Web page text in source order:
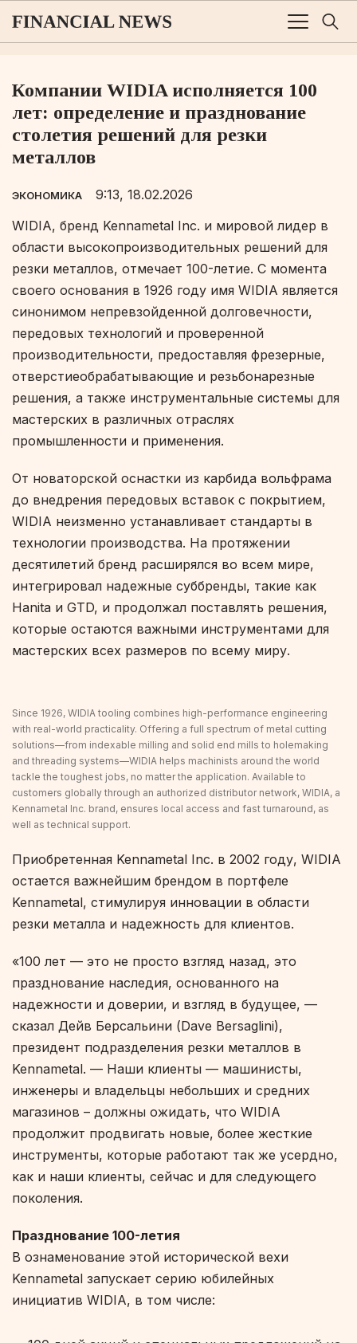
Компании WIDIA исполняется 100
лет: определение и празднование
столетия решений для резки
металлов
ЭКОНОМИКА
9:13, 18.02.2026
WIDIA, бренд Kennametal Inc. и мировой лидер в
области высокопроизводительных решений для
резки металлов, отмечает 100-летие. С момента
своего основания в 1926 году имя WIDIA является
синонимом непревзойденной долговечности,
передовых технологий и проверенной
производительности, предоставляя фрезерные,
отверстиеобрабатывающие и резьбонарезные
решения, а также инструментальные системы для
мастерских в различных отраслях
промышленности и применения.
От новаторской оснастки из карбида вольфрама
до внедрения передовых вставок с покрытием,
WIDIA неизменно устанавливает стандарты в
технологии производства. На протяжении
десятилетий бренд расширялся во всем мире,
интегрировал надежные суббренды, такие как
Hanita и GTD, и продолжал поставлять решения,
которые остаются важными инструментами для
мастерских всех размеров по всему миру.
Since 1926, WIDIA tooling combines high-performance engineering
with real-world practicality. Offering a full spectrum of metal cutting
solutions—from indexable milling and solid end mills to holemaking
and threading systems—WIDIA helps machinists around the world
tackle the toughest jobs, no matter the application. Available to
customers globally through an authorized distributor network, WIDIA, a
Kennametal Inc. brand, ensures local access and fast turnaround, as
well as technical support.
Приобретенная Kennametal Inc. в 2002 году, WIDIA
остается важнейшим брендом в портфеле
Kennametal, стимулируя инновации в области
резки металла и надежность для клиентов.
«100 лет — это не просто взгляд назад, это
празднование наследия, основанного на
надежности и доверии, и взгляд в будущее, —
сказал Дейв Берсальини (Dave Bersaglini),
президент подразделения резки металлов в
Kennametal. — Наши клиенты — машинисты,
инженеры и владельцы небольших и средних
магазинов – должны ожидать, что WIDIA
продолжит продвигать новые, более жесткие
инструменты, которые работают так же усердно,
как и наши клиенты, сейчас и для следующего
поколения.
Празднование 100-летия
В ознаменование этой исторической вехи
Kennametal запускает серию юбилейных
инициатив WIDIA, в том числе: